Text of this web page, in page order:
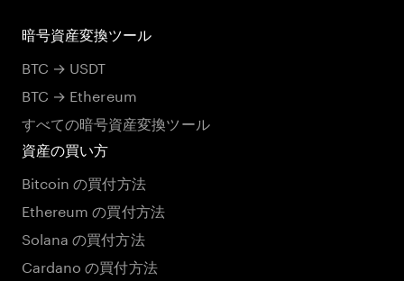
暗号資産変換ツール
BTC → USDT
BTC → Ethereum
すべての暗号資産変換ツール
資産の買い方
Bitcoin の買付方法
Ethereum の買付方法
Solana の買付方法
Cardano の買付方法